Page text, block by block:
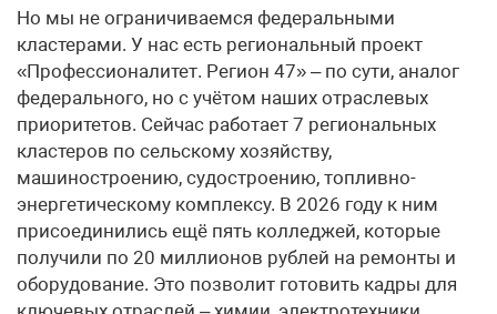
Но мы не ограничиваемся федеральными
кластерами. У нас есть региональный проект
«Профессионалитет. Регион 47» – по сути, аналог
федерального, но с учётом наших отраслевых
приоритетов. Сейчас работает 7 региональных
кластеров по сельскому хозяйству,
машиностроению, судостроению, топливно-
энергетическому комплексу. В 2026 году к ним
присоединились ещё пять колледжей, которые
получили по 20 миллионов рублей на ремонты и
оборудование. Это позволит готовить кадры для